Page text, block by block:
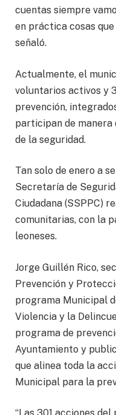
cuentas siempre
en práctica cosas
señaló.
Actualmente, el
voluntarios activos y
prevención,
participan de
de la seguridad.
Tan solo de enero a
Secretaría de
Ciudadana (SSPPC)
comunitarias, con la
leoneses.
Jorge Guillén Rico,
Prevención y
programa Municipal
Violencia y la
programa de
Ayuntamiento y
que alinea toda la
Municipal para la